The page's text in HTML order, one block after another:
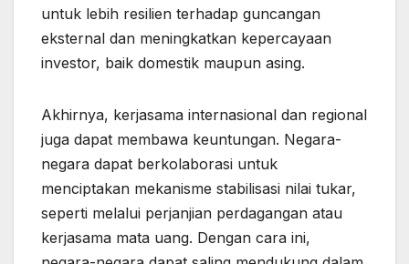
untuk lebih resilien terhadap guncangan
eksternal dan meningkatkan kepercayaan
investor, baik domestik maupun asing.
Akhirnya, kerjasama internasional dan regional
juga dapat membawa keuntungan. Negara-
negara dapat berkolaborasi untuk
menciptakan mekanisme stabilisasi nilai tukar,
seperti melalui perjanjian perdagangan atau
kerjasama mata uang. Dengan cara ini,